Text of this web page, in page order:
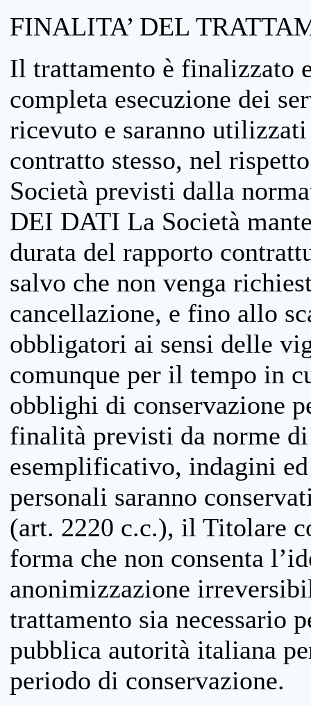
FINALITA’ DEL
Il trattamento è finalizzato
completa esecuzione dei
ricevuto e saranno
contratto stesso, nel
Società previsti dalla
DEI DATI La Società
durata del rapporto
salvo che non venga
cancellazione, e fino allo
obbligatori ai sensi delle
comunque per il tempo in
obblighi di conservazione
finalità previsti da norme
esemplificativo, indagini
personali saranno
(art. 2220 c.c.), il Titolare
forma che non consenta
anonimizzazione
trattamento sia necessario
pubblica autorità italiana
periodo di conservazione.